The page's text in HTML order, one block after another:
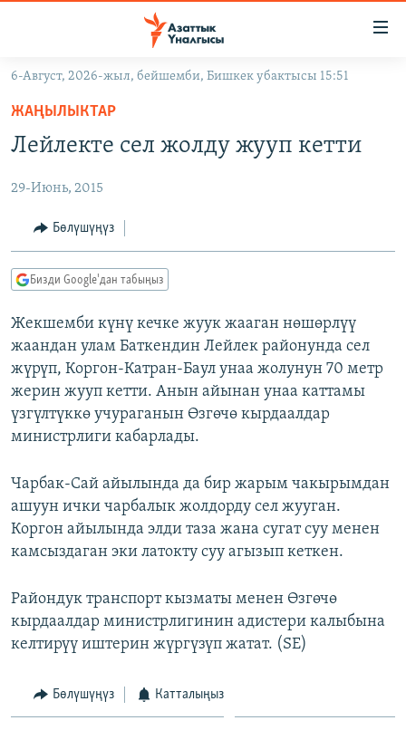
Навигацияга
өтүңүз
Издөөгө
салыңыз
САЯСАТ
ЭКОНОМИКА
ДҮЙНӨ
БОРБОР АЗИЯ
УКРАИНА
АТАЙЫН ИЛИКТӨӨ
БҮГҮН АЗАТТЫКТА
ЭКСПЕРТТЕР ТАЛДАЙТ
БИЗ ЖАНА ДҮЙНӨ
ДАНИСТЕ
ЭЖЕ-СИҢДИЛЕР
ЫҢГАЙСЫЗ СУРООЛОР
ПОДКАСТ
ӨЗГӨЧӨ ПИКИР
Русский
ОНЛАЙН ШЕРИНЕ
ЭЕ/АРнун бардык сайттары
6-Август, 2026-жыл, бейшемби, Бишкек убактысы 15:51
ЖАҢЫЛЫКТАР
Лейлекте сел жолду жууп кетти
29-Июнь, 2015
Бөлүшүңүз
Бизди Google'дан табыңыз
Жекшемби күнү кечке жуук жааган нөшөрлүү
жаандан улам Баткендин Лейлек районунда сел
жүрүп, Коргон-Катран-Баул унаа жолунун 70 метр
жерин жууп кетти. Анын айынан унаа каттамы
үзгүлтүккө учураганын Өзгөчө кырдаалдар
министрлиги кабарлады.
Чарбак-Сай айылында да бир жарым чакырымдан
ашуун ички чарбалык жолдорду сел жууган.
Коргон айылында элди таза жана сугат суу менен
камсыздаган эки латокту суу агызып кеткен.
Райондук транспорт кызматы менен Өзгөчө
кырдаалдар министрлигинин адистери калыбына
келтирүү иштерин жүргүзүп жатат. (SE)
Бөлүшүңүз Катталыңыз